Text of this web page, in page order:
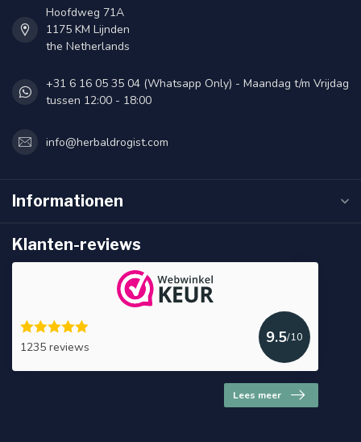
Hoofdweg 71A
1175 KM Lijnden
the Netherlands
+31 6 16 05 35 04 (Whatsapp Only) - Maandag t/m Vrijdag
tussen 12:00 - 18:00
info@herbaldrogist.com
Informationen
Klanten-reviews
1235 reviews
9.5/10
Lees meer